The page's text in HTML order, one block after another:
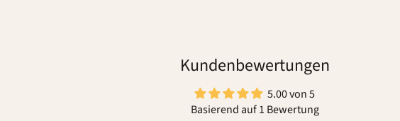
Kundenbewertungen
5.00 von 5
Basierend auf 1 Bewertung